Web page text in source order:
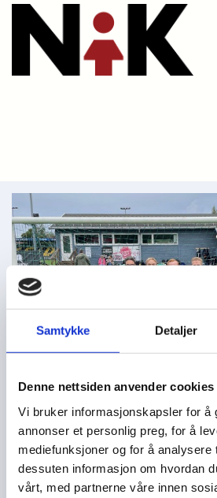
Samtykke Detaljer
Denne nettsiden anvender cookies
Vi bruker informasjonskapsler for å
annonser et personlig preg, for å
mediefunksjoner og for å
dessuten informasjon om hvordan
vårt, med partnerne våre innen
22/09/2025av Admin
Idrettsamling